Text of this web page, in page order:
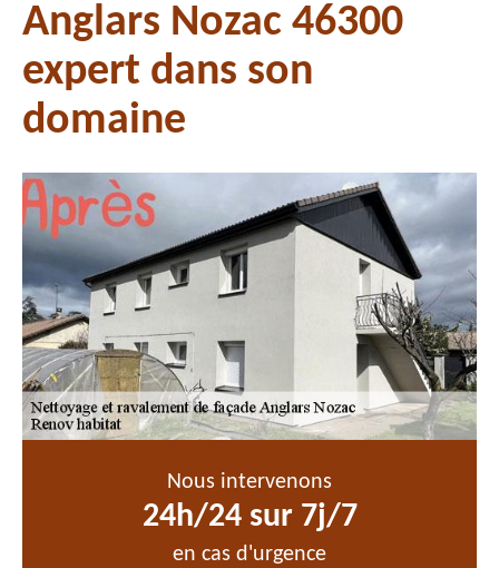
Anglars Nozac 46300
expert dans son
domaine
Nous intervenons
24h/24 sur 7j/7
en cas d'urgence